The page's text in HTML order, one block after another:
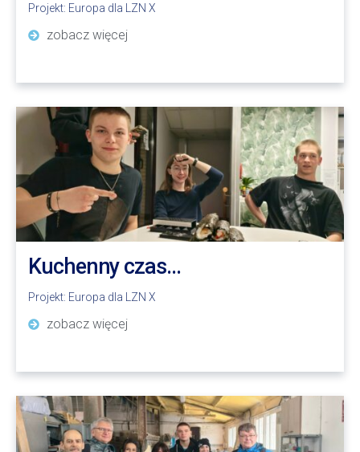
Projekt: Europa dla LZN X
zobacz więcej
Kuchenny czas…
Projekt: Europa dla LZN X
zobacz więcej